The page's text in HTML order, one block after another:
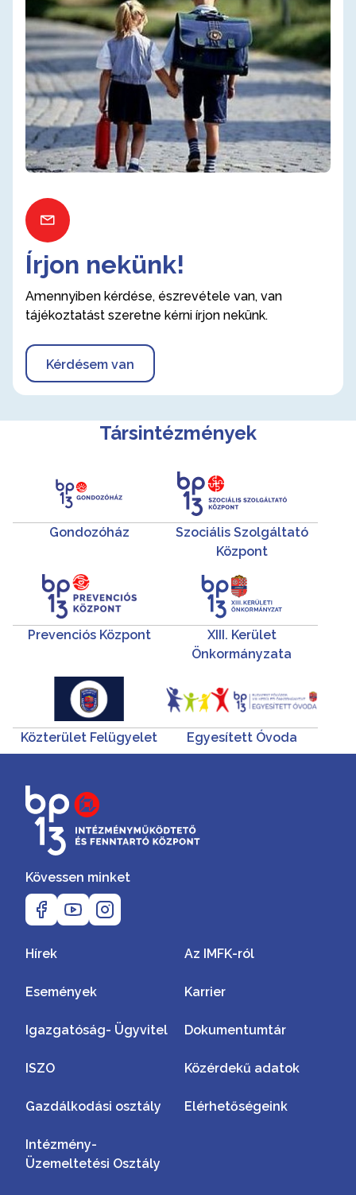
Írjon nekünk!
Amennyiben kérdése, észrevétele van, van
tájékoztatást szeretne kérni írjon nekünk.
Kérdésem van
Társintézmények
Gondozóház
Szociális Szolgáltató
Központ
Prevenciós Központ
XIII. Kerület
Önkormányzata
Közterület Felügyelet Egyesített Óvoda
Kövessen minket
Hírek
Események
Igazgatóság- Ügyvitel
ISZO
Gazdálkodási osztály
Intézmény-
Üzemeltetési Osztály
Az IMFK-ról
Karrier
Dokumentumtár
Közérdekű adatok
Elérhetőségeink